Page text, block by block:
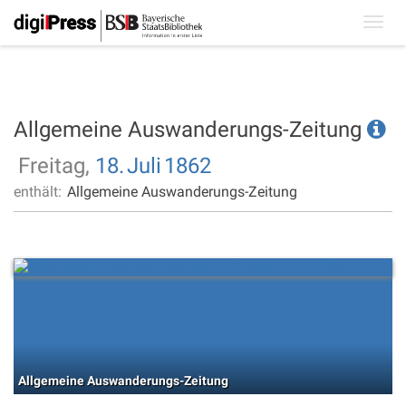
Allgemeine Auswanderungs-Zeitung
Freitag, 18.Juli 1862
enthält: Allgemeine Auswanderungs-Zeitung
Allgemeine Auswanderungs-Zeitung